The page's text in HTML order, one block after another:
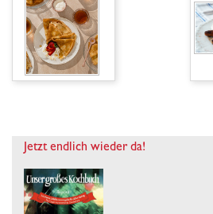
Jetzt endlich wieder da!